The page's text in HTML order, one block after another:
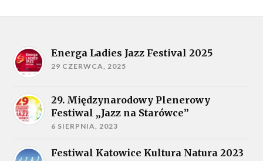
Energa Ladies Jazz Festival 2025
29 CZERWCA, 2025
29. Międzynarodowy Plenerowy
Festiwal „Jazz na Starówce”
6 SIERPNIA, 2023
Festiwal Katowice Kultura Natura 2023